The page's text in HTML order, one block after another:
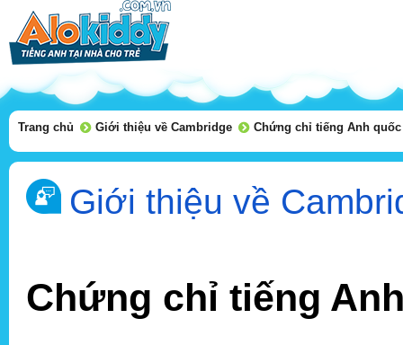
Trang chủ Giới thiệu về Cambridge Chứng chỉ tiếng Anh
Giới thiệu về
Chứng chỉ tiếng